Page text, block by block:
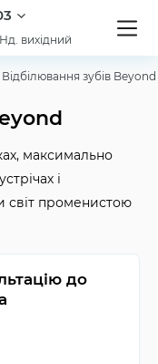
вихідний
Відбілювання зубів Beyond
максимально
і
світ променистою
зубів
цьому зберегти
замовити той
до